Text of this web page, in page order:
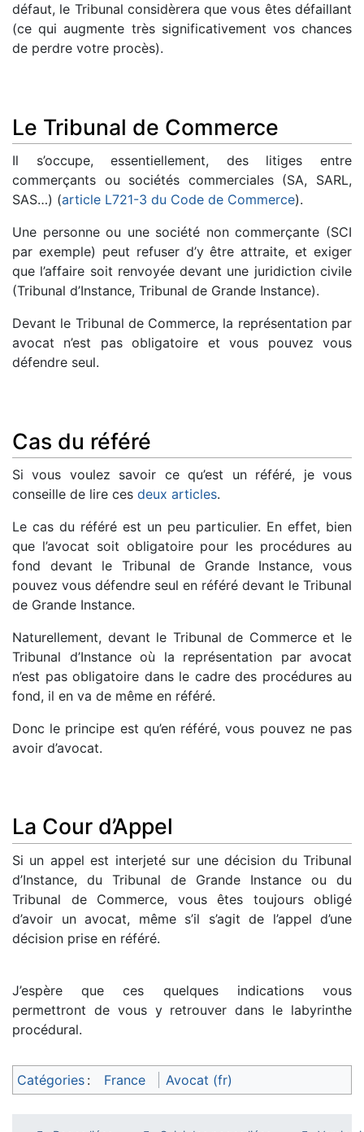
défaut, le Tribunal considèrera que vous êtes défaillant
(ce qui augmente très significativement vos chances
de perdre votre procès).
Le Tribunal de Commerce
Il s’occupe, essentiellement, des litiges entre
commerçants ou sociétés commerciales (SA, SARL,
SAS…) (article L721-3 du Code de Commerce).
Une personne ou une société non commerçante (SCI
par exemple) peut refuser d’y être attraite, et exiger
que l’affaire soit renvoyée devant une juridiction civile
(Tribunal d’Instance, Tribunal de Grande Instance).
Devant le Tribunal de Commerce, la représentation par
avocat n’est pas obligatoire et vous pouvez vous
défendre seul.
Cas du référé
Si vous voulez savoir ce qu’est un référé, je vous
conseille de lire ces deux articles.
Le cas du référé est un peu particulier. En effet, bien
que l’avocat soit obligatoire pour les procédures au
fond devant le Tribunal de Grande Instance, vous
pouvez vous défendre seul en référé devant le Tribunal
de Grande Instance.
Naturellement, devant le Tribunal de Commerce et le
Tribunal d’Instance où la représentation par avocat
n’est pas obligatoire dans le cadre des procédures au
fond, il en va de même en référé.
Donc le principe est qu’en référé, vous pouvez ne pas
avoir d’avocat.
La Cour d’Appel
Si un appel est interjeté sur une décision du Tribunal
d’Instance, du Tribunal de Grande Instance ou du
Tribunal de Commerce, vous êtes toujours obligé
d’avoir un avocat, même s’il s’agit de l’appel d’une
décision prise en référé.
J’espère que ces quelques indications vous
permettront de vous y retrouver dans le labyrinthe
procédural.
Catégories : France Avocat (fr)